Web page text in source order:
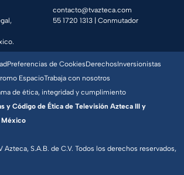
contacto@tvazteca.com
55 1720 1313 | Conmutador
Azteca, S.A.B. de C.V. Todos los derechos reservados,
Preferencias de CookiesDerechosInversionistas
EspacioTrabaja con nosotros
de ética, integridad y cumplimiento
y Código de Ética de Televisión Azteca III y
México